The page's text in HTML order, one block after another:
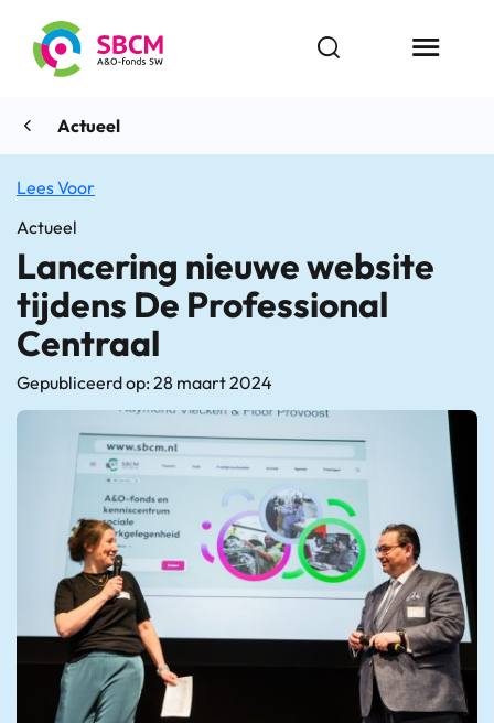
inhoud
Open zoekbalk
Menu
Actueel
Lees Voor
Actueel
Lancering nieuwe website
tijdens De Professional
Centraal
Gepubliceerd op: 28 maart 2024